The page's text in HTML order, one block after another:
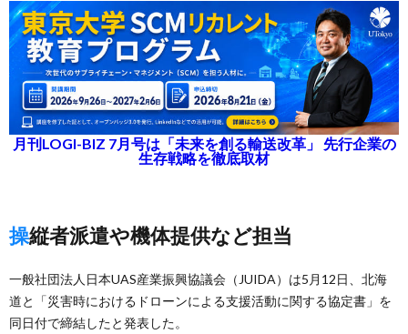
月刊LOGI-BIZ 7月号は「未来を創る輸送改革」 先行企業の
生存戦略を徹底取材
操縦者派遣や機体提供など担当
一般社団法人日本UAS産業振興協議会（JUIDA）は5月12日、北海
道と「災害時におけるドローンによる支援活動に関する協定書」を
同日付で締結したと発表した。